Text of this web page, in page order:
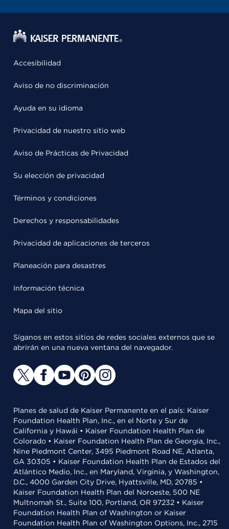
Accesibilidad
Aviso de no discriminación
Ayuda en su idioma
Privacidad de nuestro sitio web
Aviso de Prácticas de Privacidad
Su elección de privacidad
Términos y condiciones
Derechos y responsabilidades
Privacidad de aplicaciones de terceros
Planeación para desastres
Información técnica
Mapa del sitio
Síganos en estos sitios de redes sociales externos que se
abrirán en una nueva ventana del navegador.
Planes de salud de Kaiser Permanente en el país: Kaiser
Foundation Health Plan, Inc., en el Norte y Sur de
California y Hawái • Kaiser Foundation Health Plan de
Colorado • Kaiser Foundation Health Plan de Georgia, Inc.,
Nine Piedmont Center, 3495 Piedmont Road NE, Atlanta,
GA 30305 • Kaiser Foundation Health Plan de Estados del
Atlántico Medio, Inc., en Maryland, Virginia, y Washington,
D.C., 4000 Garden City Drive, Hyattsville, MD, 20785 •
Kaiser Foundation Health Plan del Noroeste, 500 NE
Multnomah St., Suite 100, Portland, OR 97232 • Kaiser
Foundation Health Plan of Washington or Kaiser
Foundation Health Plan of Washington Options, Inc., 2715